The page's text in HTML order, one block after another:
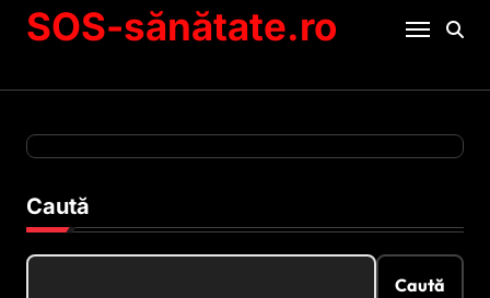
SOS-sănătate.ro
Caută
Caută